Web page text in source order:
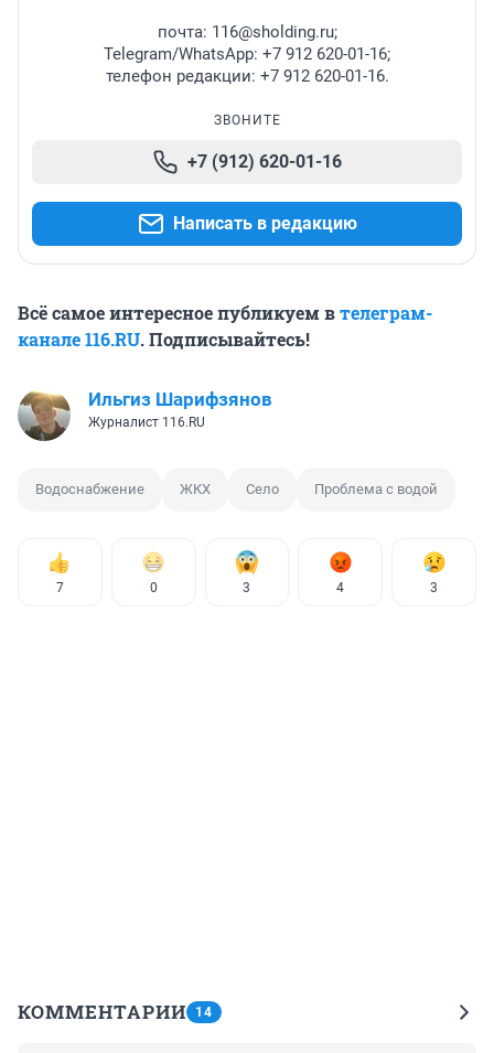
почта: 116@sholding.ru;
Telegram/WhatsApp: +7 912 620-01-16;
телефон редакции: +7 912 620-01-16.
ЗВОНИТЕ
+7 (912) 620-01-16
Написать в редакцию
Всё самое интересное публикуем втелеграм-
канале 116.RU. Подписывайтесь!
Ильгиз Шарифзянов
Журналист 116.RU
Водоснабжение ЖКХ Село Проблема с водой
7 0 3 4 3
КОММЕНТАРИИ 14